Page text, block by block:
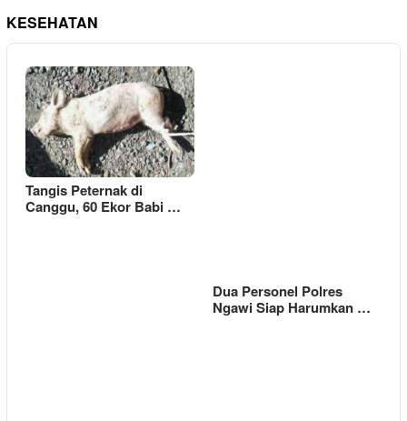
KESEHATAN
Tangis Peternak di
Canggu, 60 Ekor Babi …
Dua Personel Polres
Ngawi Siap Harumkan …